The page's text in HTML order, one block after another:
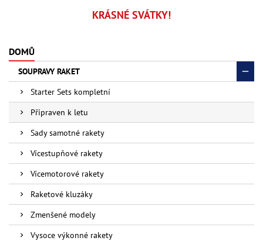
KRÁSNÉ SVÁTKY!
DOMŮ
SOUPRAVY RAKET
Starter Sets kompletní
Připraven k letu
Sady samotné rakety
Vícestupňové rakety
Vícemotorové rakety
Raketové kluzáky
Zmenšené modely
Vysoce výkonné rakety